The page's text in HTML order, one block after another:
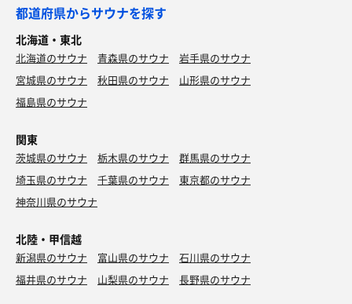
都道府県からサウナを探す
北海道・東北
北海道のサウナ 青森県のサウナ
岩手県のサウナ
宮城県のサウナ
秋田県のサウナ
山形県のサウナ
福島県のサウナ
関東
茨城県のサウナ 栃木県のサウナ
群馬県のサウナ
埼玉県のサウナ
千葉県のサウナ
東京都のサウナ
神奈川県のサウナ
北陸・甲信越
新潟県のサウナ 富山県のサウナ
石川県のサウナ
福井県のサウナ
山梨県のサウナ 長野県のサウナ